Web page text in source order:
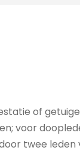
of
voor
twee leden